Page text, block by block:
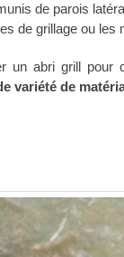
de parois
de grillage ou les
un abri grill
variété de